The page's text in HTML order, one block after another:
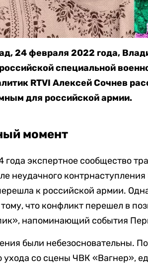
24 февраля 2022 года,
специальной
RTVI Алексей Сочнев
для российской армии.
момент
года экспертное сообщество
неудачного
к российской армии.
тому, что конфликт перешел в
напоминающий события
были небезосновательны.
ухода со сцены ЧВК «Вагнер»,